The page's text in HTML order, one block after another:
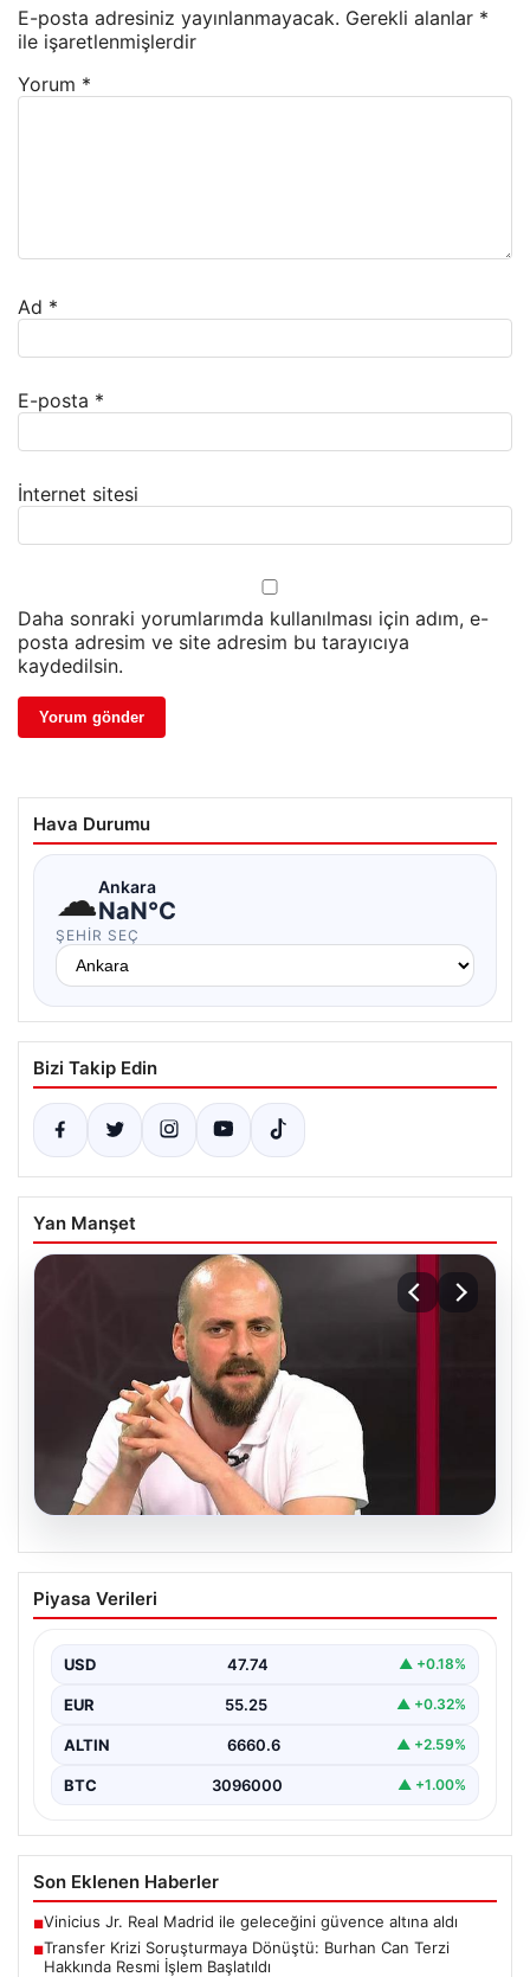
E-posta adresiniz yayınlanmayacak. Gerekli alanlar *
ile işaretlenmişlerdir
Yorum *
Ad *
E-posta *
İnternet sitesi
Daha sonraki yorumlarımda kullanılması için adım, e-
posta adresim ve site adresim bu tarayıcıya
kaydedilsin.
Hava Durumu
☁Ankara
NaN°C
ŞEHIR SEÇ
Bizi Takip Edin
Yan Manşet
Transfer Krizi Soruşturmaya Dönüştü:
Burhan Can Terzi Hakkında Resmi İşlem
Galatasaray Spor Kulübü, gerçekleştirilen transfer
iddialar nedeniyle…
Piyasa Verileri
USD 47.74 ▲ +0.18%
EUR 55.25 ▲ +0.32%
ALTIN 6660.6 ▲ +2.59%
BTC 3096000 ▲ +1.00%
Son Eklenen Haberler
■Vinicius Jr. Real Madrid ile geleceğini güvence altına aldı
■Transfer Krizi Soruşturmaya Dönüştü: Burhan Can Terzi
Hakkında Resmi İşlem Başlatıldı